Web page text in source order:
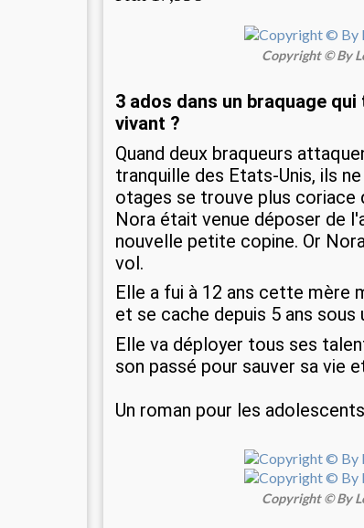
Copyright © By
3 ados dans un braquage
vivant ?
Quand deux braqueurs
tranquille des Etats-Unis, ils
otages se trouve plus coriace
Nora était venue déposer de
nouvelle petite copine. Or
vol.
Elle a fui à 12 ans cette mère
et se cache depuis 5 ans sous
Elle va déployer tous ses
son passé pour sauver sa vie
Un roman pour les
Copyright © By